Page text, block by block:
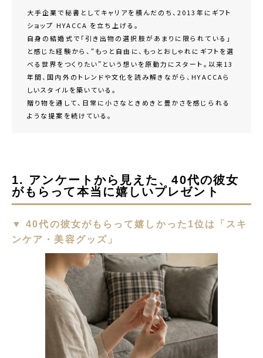
大手企業で秘書としてキャリアを積んだのち、2013年にギフト
ショップ HYACCA を立ち上げる。
自身の結婚式で「引き出物の選択肢があまりに限られている」
と感じた経験から、“もっと自由に、もっとおしゃれにギフトを選
べる世界をつくりたい”という想いを原動力にスタート。以来13
年間、国内外のトレンドや文化を読み解きながら、HYACCAら
しいスタイルを築いている。
贈り物を通して、日常に小さなときめきと豊かさを感じられる
ような提案を続けている。
1. アンケートから見えた、40代の彼女
がもらって本当に嬉しいプレゼント
▼ 40代の彼女がもらって嬉しかった1位は「スキ
ンケア・美容グッズ」